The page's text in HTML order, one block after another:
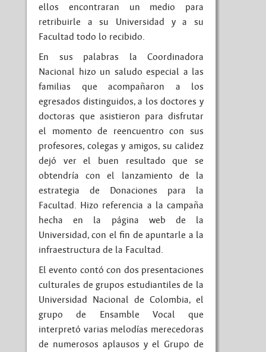
ellos encontraran un medio para
retribuirle a su Universidad y a su
Facultad todo lo recibido.
En sus palabras la Coordinadora
Nacional hizo un saludo especial a las
familias que acompañaron a los
egresados distinguidos, a los doctores y
doctoras que asistieron para disfrutar
el momento de reencuentro con sus
profesores, colegas y amigos, su calidez
dejó ver el buen resultado que se
obtendría con el lanzamiento de la
estrategia de Donaciones para la
Facultad. Hizo referencia a la campaña
hecha en la página web de la
Universidad, con el fin de apuntarle a la
infraestructura de la Facultad.
El evento contó con dos presentaciones
culturales de grupos estudiantiles de la
Universidad Nacional de Colombia, el
grupo de Ensamble Vocal que
interpretó varias melodías merecedoras
de numerosos aplausos y el Grupo de